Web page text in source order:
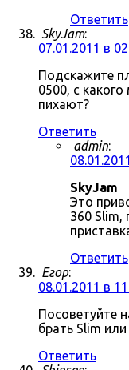
Ответить
SkyJam:
07.01.2011 в
Подскажите
0500, с
пихают?
Ответить
admin:
SkyJam
Это
360 Slim,
Ответить
Егор:
08.01.2011 в
Посоветуйте
брать Slim
Ответить